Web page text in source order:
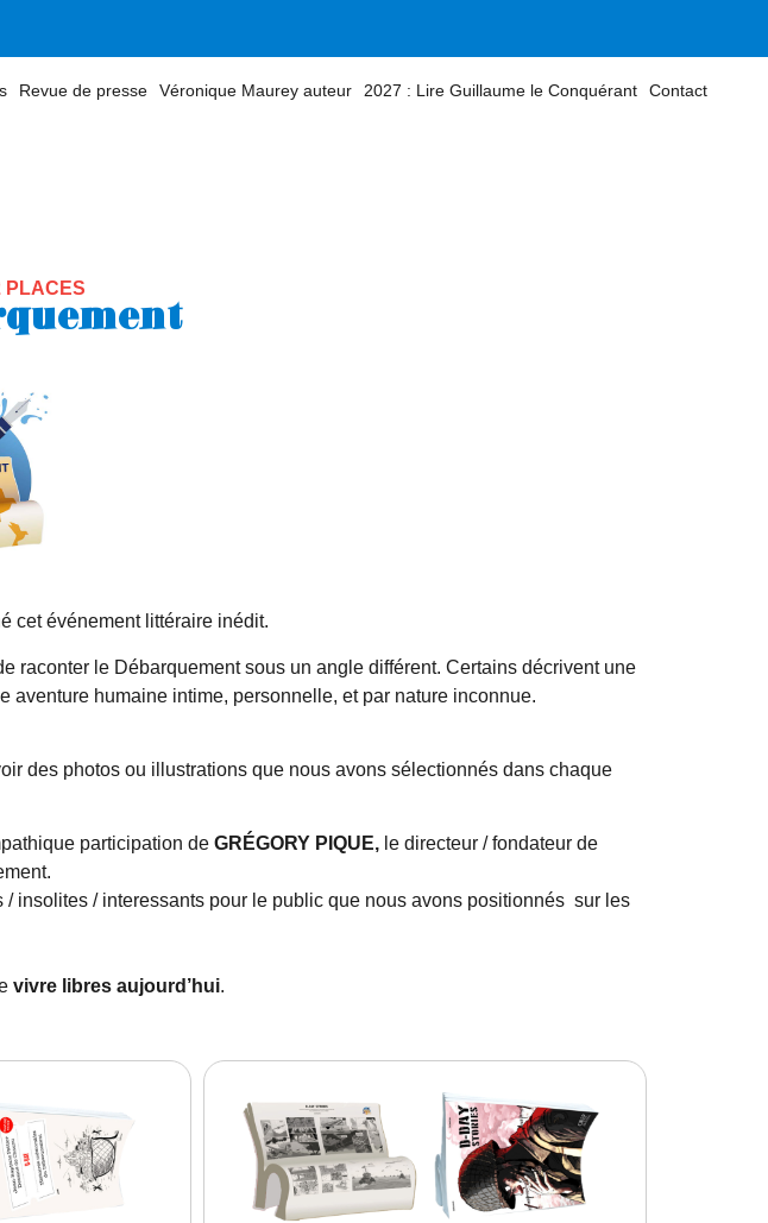
Revue de presse Véronique Maurey auteur 2027 : Lire Guillaume le Conquérant Contact
PLACES
cet événement littéraire inédit.
raconter le Débarquement sous un angle différent. Certains décrivent une
aventure humaine intime, personnelle, et par nature inconnue.
des photos ou illustrations que nous avons sélectionnés dans chaque
participation de GRÉGORY PIQUE, le directeur / fondateur de
insolites / interessants pour le public que nous avons positionnés sur les
vivre libres aujourd’hui.